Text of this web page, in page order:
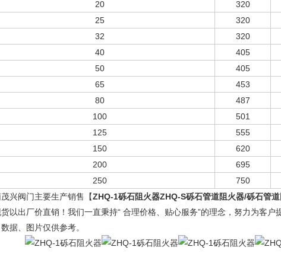
20
320
25
320
32
320
40
405
50
405
65
453
80
487
100
501
125
555
150
620
200
695
250
750
兴阀门主要生产销售【ZHQ-1砾石阻火器ZHQ-S砾石管道阻火器/砾石管
以出厂价直销！我们一直秉持“ 合理价格、贴心服务”的理念，努力为客
据、图片仅供参考。